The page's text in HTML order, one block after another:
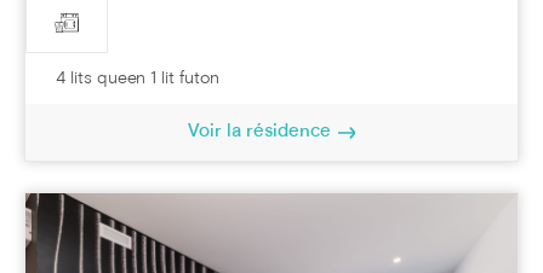
4 lits queen 1 lit futon
Voir la résidence